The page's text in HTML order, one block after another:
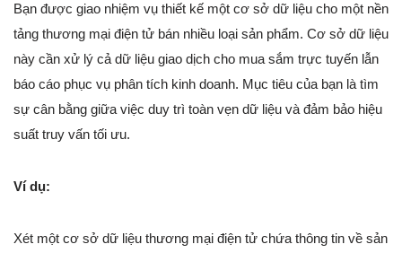
Bạn được giao nhiệm vụ thiết kế một cơ sở dữ liệu cho một nền
tảng thương mại điện tử bán nhiều loại sản phẩm. Cơ sở dữ liệu
này cần xử lý cả dữ liệu giao dịch cho mua sắm trực tuyến lẫn
báo cáo phục vụ phân tích kinh doanh. Mục tiêu của bạn là tìm
sự cân bằng giữa việc duy trì toàn vẹn dữ liệu và đảm bảo hiệu
suất truy vấn tối ưu.
Ví dụ:
Xét một cơ sở dữ liệu thương mại điện tử chứa thông tin về sản